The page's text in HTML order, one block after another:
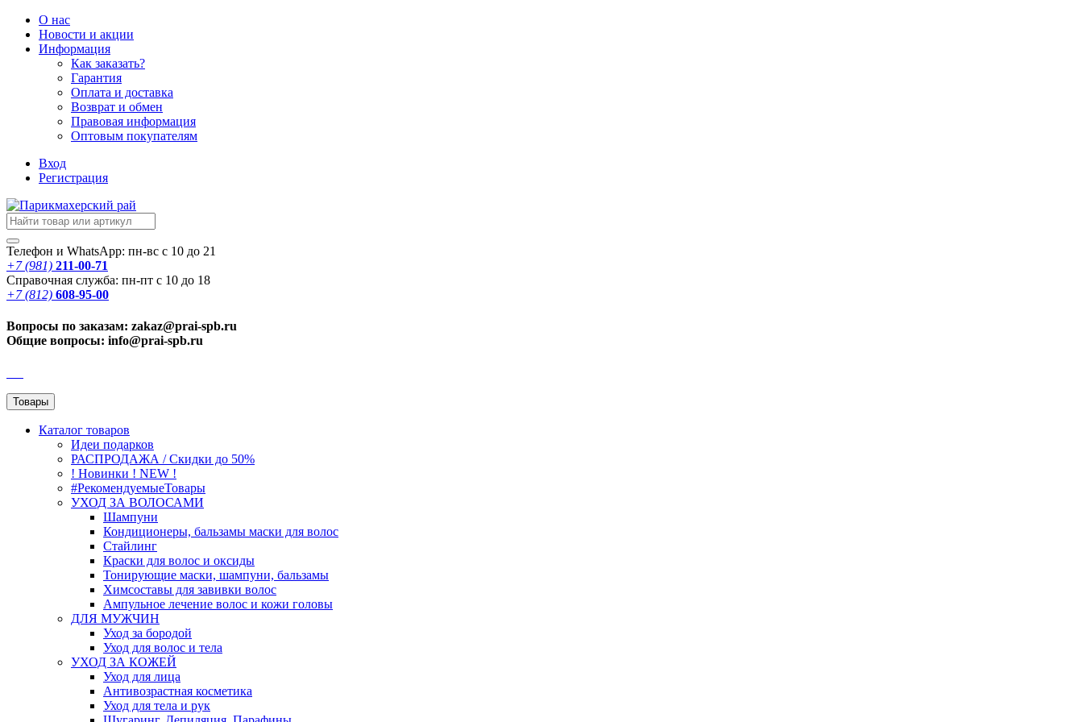
О нас
Новости и акции
Информация
Как заказать?
Гарантия
Оплата и доставка
Возврат и обмен
Правовая информация
Оптовым покупателям
Вход
Регистрация
Телефон и WhatsApp: пн-вс с 10 до 21
+7 (981) 211-00-71
Справочная служба: пн-пт с 10 до 18
+7 (812) 608-95-00
Вопросы по заказам: zakaz@prai-spb.ru
Общие вопросы: info@prai-spb.ru
Товары
Каталог товаров
Идеи подарков
РАСПРОДАЖА / Скидки до 50%
! Новинки ! NEW !
#РекомендуемыеТовары
УХОД ЗА ВОЛОСАМИ
Шампуни
Кондиционеры, бальзамы маски для волос
Стайлинг
Краски для волос и оксиды
Тонирующие маски, шампуни, бальзамы
Химсоставы для завивки волос
Ампульное лечение волос и кожи головы
ДЛЯ МУЖЧИН
Уход за бородой
Уход для волос и тела
УХОД ЗА КОЖЕЙ
Уход для лица
Антивозрастная косметика
Уход для тела и рук